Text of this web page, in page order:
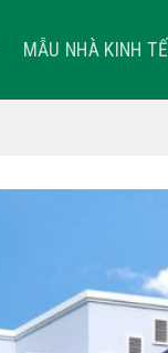
MẪU NHÀ KINH TẾ